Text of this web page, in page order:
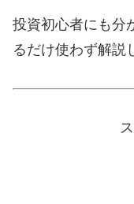
投資初心者にも分
るだけ使わず解説